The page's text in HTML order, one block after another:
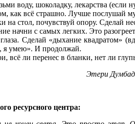
воду, шоколадку, лекарства (если
как всё страшно. Лучше
стол, почувствуй опору. Сделай
начни с самых легких. Это
Сделай «дыхание квадратом»
я умею». И продолжай.
всё ли перенес в бланки, нет ли
Этери
ресурсного центра: